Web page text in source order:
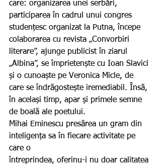
care: organizarea unei serbări,
participarea în cadrul unui congres
studențesc organizat la Putna, începe
colaborarea cu revista „Convorbiri
literare”, ajunge publicist în ziarul
„Albina”, se împrietenște cu Ioan Slavici
și o cunoaște pe Veronica Micle, de
care se îndrăgostește iremediabil. Însă,
în același timp, apar și primele semne
de boală ale poetului.
Mihai Eminescu presărea un gram din
inteligența sa în fiecare activitate pe
care o
întreprindea, oferinu-i nu doar calitatea